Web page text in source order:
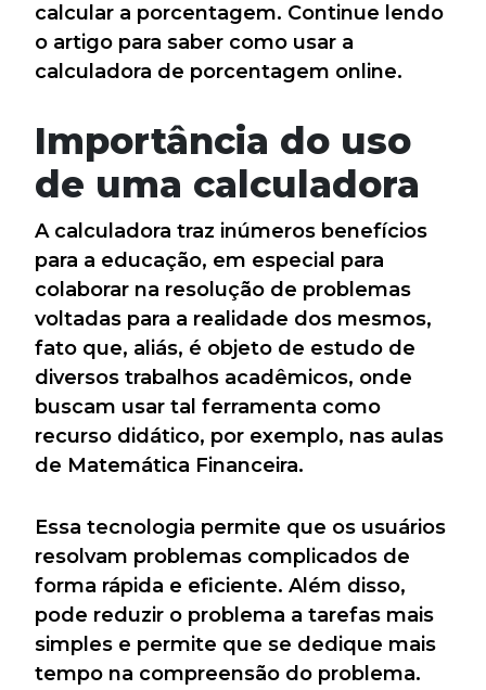
calcular a porcentagem. Continue lendo
o artigo para saber como usar a
calculadora de porcentagem online.
Importância do uso
de uma calculadora
A calculadora traz inúmeros benefícios
para a educação, em especial para
colaborar na resolução de problemas
voltadas para a realidade dos mesmos,
fato que, aliás, é objeto de estudo de
diversos trabalhos acadêmicos, onde
buscam usar tal ferramenta como
recurso didático, por exemplo, nas aulas
de Matemática Financeira.
Essa tecnologia permite que os usuários
resolvam problemas complicados de
forma rápida e eficiente. Além disso,
pode reduzir o problema a tarefas mais
simples e permite que se dedique mais
tempo na compreensão do problema.